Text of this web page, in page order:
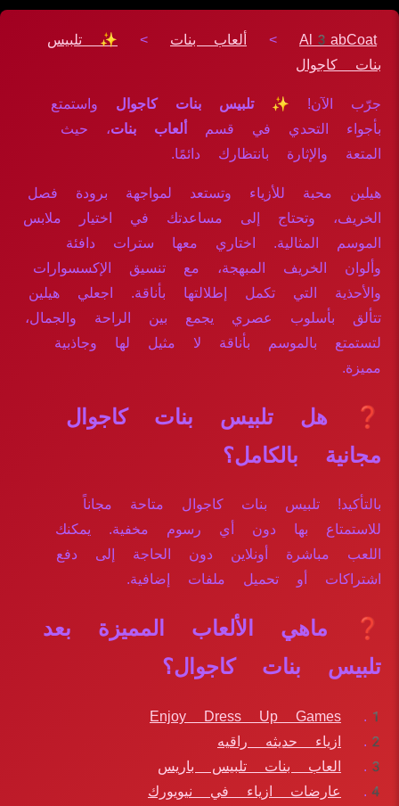
Al3abCoat
> ألعاب بنات >
✨ تلبيس
بنات كاجوال
جرّب الآن! ✨ تلبيس بنات كاجوال واستمتع
بأجواء التحدي في قسم
ألعاب بنات، حيث
المتعة والإثارة بانتظارك دائمًا.
هيلين محبة للأزياء وتستعد لمواجهة برودة فصل
الخريف، وتحتاج إلى مساعدتك في اختيار ملابس
الموسم المثالية. اختاري معها سترات دافئة
وألوان الخريف المبهجة، مع تنسيق الإكسسوارات
والأحذية التي تكمل إطلالتها بأناقة. اجعلي هيلين
تتألق بأسلوب عصري يجمع بين الراحة والجمال،
لتستمتع بالموسم بأناقة لا مثيل لها وجاذبية
مميزة.
❓ هل تلبيس بنات كاجوال
مجانية بالكامل؟
بالتأكيد! تلبيس بنات كاجوال متاحة مجاناً
للاستمتاع بها دون أي رسوم مخفية. يمكنك
اللعب مباشرة أونلاين دون الحاجة إلى دفع
اشتراكات أو تحميل ملفات إضافية.
❓ ماهي الألعاب المميزة بعد
تلبيس بنات كاجوال؟
Enjoy Dress Up Games
ازياء حديثه راقيه
العاب بنات تلبيس باريس
عارضات ازياء في نيويورك